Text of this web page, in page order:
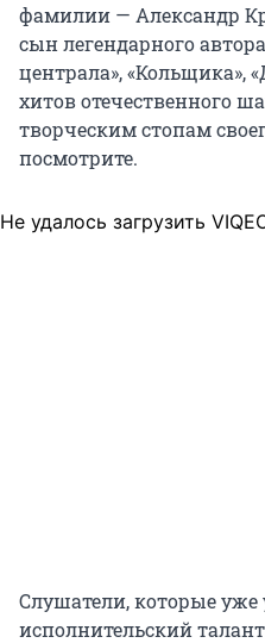
фамилии — Александр
сын легендарного
централа», «Кольщика»,
хитов отечественного
творческим стопам
посмотрите.
Не удалось загрузить
Слушатели, которые уже
исполнительский